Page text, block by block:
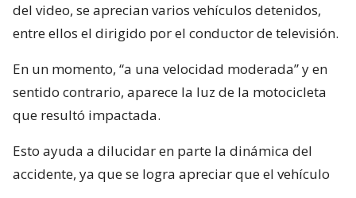
del video, se aprecian varios vehículos detenidos,
entre ellos el dirigido por el conductor de televisión.
En un momento, “a una velocidad moderada” y en
sentido contrario, aparece la luz de la motocicleta
que resultó impactada.
Esto ayuda a dilucidar en parte la dinámica del
accidente, ya que se logra apreciar que el vehículo